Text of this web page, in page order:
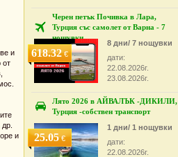
и
от
и
Черен петък Почивка в Лара,
Турция със самолет от Варна - 7
нощувки
618.32€
8 дни/ 7 нощувки
дати:
22.08.2026г.
23.08.2026г.
Лято 2026 в АЙВАЛЪК -ДИКИЛИ,
Турция -собствен транспорт
25.05€
1 дни/ 1 нощувки
дати:
22.08.2026г.